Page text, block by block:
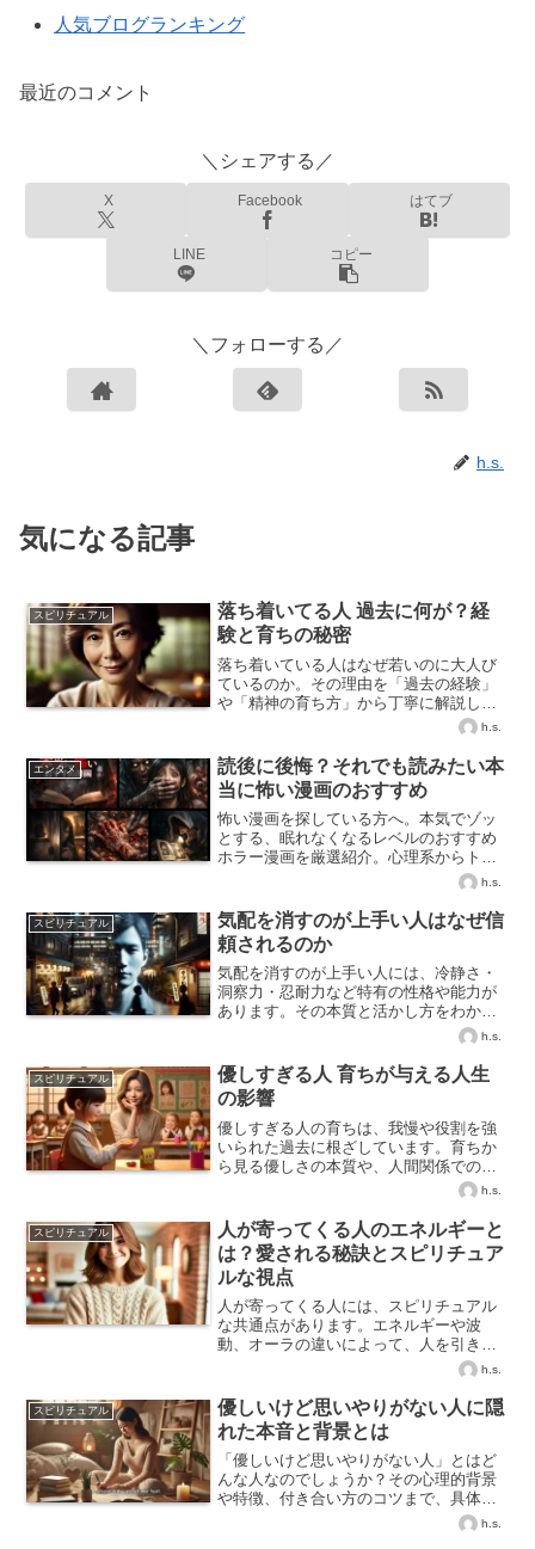
人気ブログランキング
最近のコメント
＼シェアする／
X Facebook はてブ
LINE コピー
＼フォローする／
h.s.
気になる記事
スピリチュアル
落ち着いてる人 過去に何が？経
験と育ちの秘密
落ち着いている人はなぜ若いのに大人び
ているのか。その理由を「過去の経験」
や「精神の育ち方」から丁寧に解説しま
h.s.
エンタメ
読後に後悔？それでも読みたい本
当に怖い漫画のおすすめ
怖い漫画を探している方へ。本気でゾッ
とする、眠れなくなるレベルのおすすめ
ホラー漫画を厳選紹介。心理系からトラ
h.s.
スピリチュアル
気配を消すのが上手い人はなぜ信
頼されるのか
気配を消すのが上手い人には、冷静さ・
洞察力・忍耐力など特有の性格や能力が
あります。その本質と活かし方をわかり
h.s.
スピリチュアル
優しすぎる人 育ちが与える人生
の影響
優しすぎる人の育ちは、我慢や役割を強
いられた過去に根ざしています。育ちか
ら見る優しさの本質や、人間関係での課
h.s.
スピリチュアル
人が寄ってくる人のエネルギーと
は？愛される秘訣とスピリチュア
ルな視点
人が寄ってくる人には、スピリチュアル
な共通点があります。エネルギーや波
動、オーラの違いによって、人を引き寄
せる仕組みを解説。あなたも今日から人
が集まる魅力的な存在になれる方法を紹
介します。
h.s.
スピリチュアル
優しいけど思いやりがない人に隠
れた本音と背景とは
「優しいけど思いやりがない人」とはど
んな人なのでしょうか？その心理的背景
や特徴、付き合い方のコツまで、具体例
を交えてわかりやすく解説します。
h.s.